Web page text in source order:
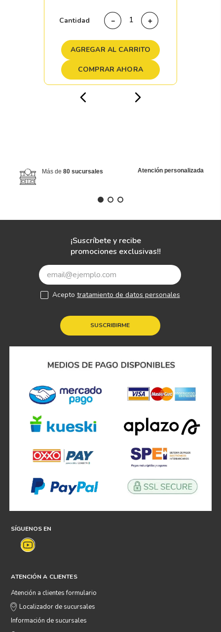
Cantidad ＋
－
AGREGAR AL CARRITO
COMPRAR AHORA
Más de 80 sucursales Atención personalizada
¡Suscríbete y recibe
promociones exclusivas!!
SUSCRIBIRME
Acepto tratamiento de datos personales
SÍGUENOS EN
ATENCIÓN A CLIENTES
Atención a clientes formulario
Localizador de sucursales
Información de sucursales